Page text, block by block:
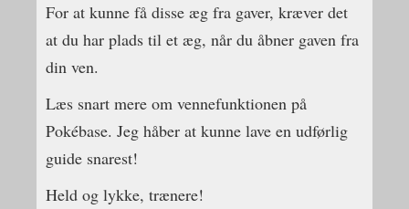
For at kunne få disse æg fra gaver, kræver det
at du har plads til et æg, når du åbner gaven fra
din ven.
Læs snart mere om vennefunktionen på
Pokébase. Jeg håber at kunne lave en udførlig
guide snarest!
Held og lykke, trænere!